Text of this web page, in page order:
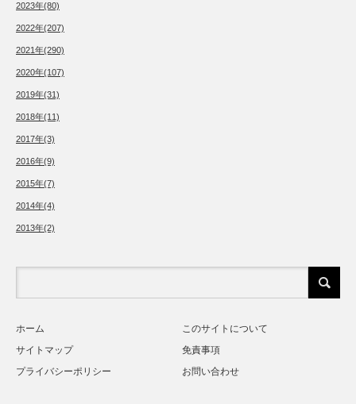
2023年(80)
2022年(207)
2021年(290)
2020年(107)
2019年(31)
2018年(11)
2017年(3)
2016年(9)
2015年(7)
2014年(4)
2013年(2)
ホーム
このサイトについて
サイトマップ
免責事項
プライバシーポリシー
お問い合わせ